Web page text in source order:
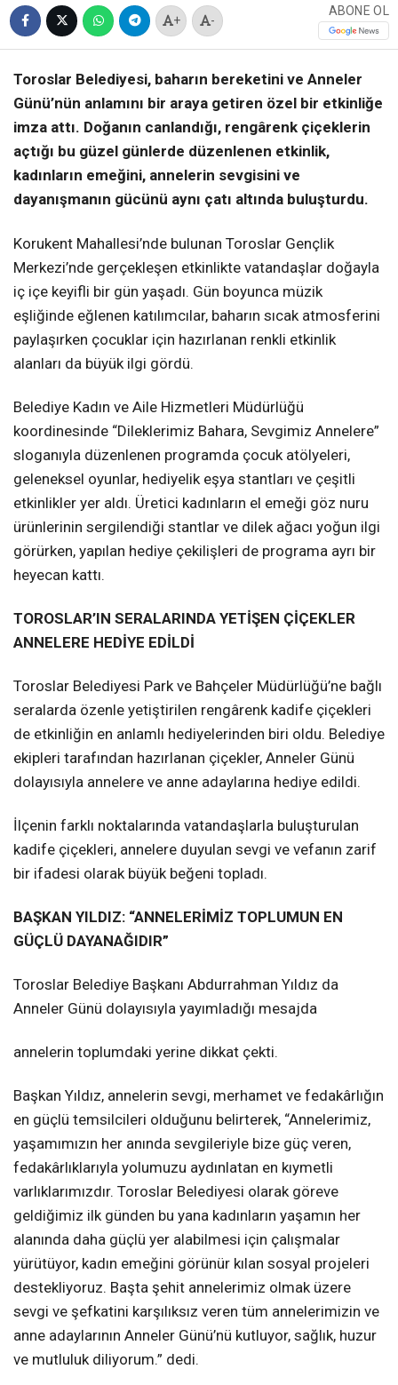
+ -
ABONE OL
Toroslar Belediyesi, baharın bereketini ve Anneler
Günü’nün anlamını bir araya getiren özel bir etkinliğe
imza attı. Doğanın canlandığı, rengârenk çiçeklerin
açtığı bu güzel günlerde düzenlenen etkinlik,
kadınların emeğini, annelerin sevgisini ve
dayanışmanın gücünü aynı çatı altında buluşturdu.
Korukent Mahallesi’nde bulunan Toroslar Gençlik
Merkezi’nde gerçekleşen etkinlikte vatandaşlar doğayla
iç içe keyifli bir gün yaşadı. Gün boyunca müzik
eşliğinde eğlenen katılımcılar, baharın sıcak atmosferini
paylaşırken çocuklar için hazırlanan renkli etkinlik
alanları da büyük ilgi gördü.
Belediye Kadın ve Aile Hizmetleri Müdürlüğü
koordinesinde “Dileklerimiz Bahara, Sevgimiz Annelere”
sloganıyla düzenlenen programda çocuk atölyeleri,
geleneksel oyunlar, hediyelik eşya stantları ve çeşitli
etkinlikler yer aldı. Üretici kadınların el emeği göz nuru
ürünlerinin sergilendiği stantlar ve dilek ağacı yoğun ilgi
görürken, yapılan hediye çekilişleri de programa ayrı bir
heyecan kattı.
TOROSLAR’IN SERALARINDA YETİŞEN ÇİÇEKLER
ANNELERE HEDİYE EDİLDİ
Toroslar Belediyesi Park ve Bahçeler Müdürlüğü’ne bağlı
seralarda özenle yetiştirilen rengârenk kadife çiçekleri
de etkinliğin en anlamlı hediyelerinden biri oldu. Belediye
ekipleri tarafından hazırlanan çiçekler, Anneler Günü
dolayısıyla annelere ve anne adaylarına hediye edildi.
İlçenin farklı noktalarında vatandaşlarla buluşturulan
kadife çiçekleri, annelere duyulan sevgi ve vefanın zarif
bir ifadesi olarak büyük beğeni topladı.
BAŞKAN YILDIZ: “ANNELERİMİZ TOPLUMUN EN
GÜÇLÜ DAYANAĞIDIR”
Toroslar Belediye Başkanı Abdurrahman Yıldız da
Anneler Günü dolayısıyla yayımladığı mesajda
annelerin toplumdaki yerine dikkat çekti.
Başkan Yıldız, annelerin sevgi, merhamet ve fedakârlığın
en güçlü temsilcileri olduğunu belirterek, “Annelerimiz,
yaşamımızın her anında sevgileriyle bize güç veren,
fedakârlıklarıyla yolumuzu aydınlatan en kıymetli
varlıklarımızdır. Toroslar Belediyesi olarak göreve
geldiğimiz ilk günden bu yana kadınların yaşamın her
alanında daha güçlü yer alabilmesi için çalışmalar
yürütüyor, kadın emeğini görünür kılan sosyal projeleri
destekliyoruz. Başta şehit annelerimiz olmak üzere
sevgi ve şefkatini karşılıksız veren tüm annelerimizin ve
anne adaylarının Anneler Günü’nü kutluyor, sağlık, huzur
ve mutluluk diliyorum.” dedi.